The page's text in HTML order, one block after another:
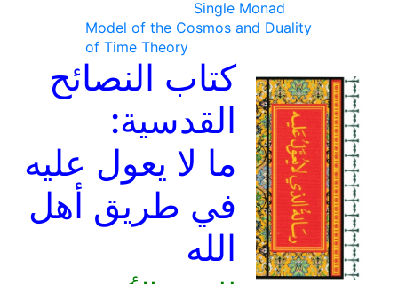
Single Monad
Model of the Cosmos and Duality
of Time Theory
كتاب النصائح
القدسية:
ما لا يعول عليه
في طريق أهل
الله